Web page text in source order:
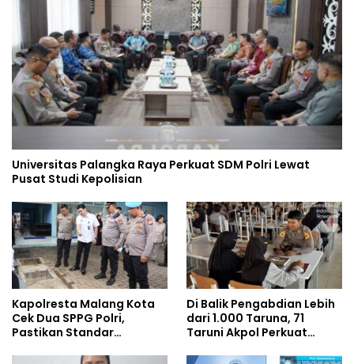
Universitas Palangka Raya Perkuat SDM Polri Lewat
Pusat Studi Kepolisian
Kapolresta Malang Kota
Cek Dua SPPG Polri,
Pastikan Standar
Di Balik Pengabdian Lebih
dari 1.000 Taruna, 71
Taruni Akpol Perkuat